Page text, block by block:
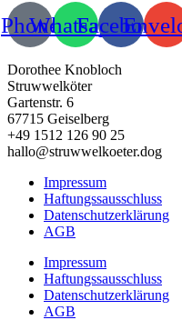
PhoneWhatsappFacebook
Dorothee Knobloch
Struwwelköter
Gartenstr. 6
67715 Geiselberg
+49 1512 126 90 25
hallo@struwwelkoeter.dog
Impressum
Haftungssausschluss
Datenschutzerklärung
AGB
Impressum
Haftungssausschluss
Datenschutzerklärung
AGB